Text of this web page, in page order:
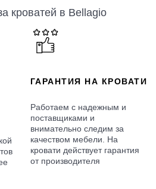
кроватей в Bellagio
ГАРАНТИЯ НА КРОВАТИ
Работаем с надежным и
поставщиками и
внимательно следим за
качеством мебели. На
кровати действует гарантия
от производителя